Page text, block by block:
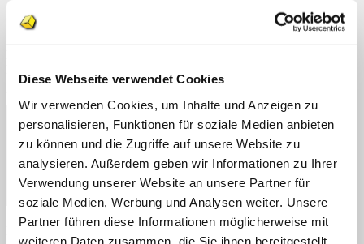
Diese Webseite verwendet Cookies
Wir verwenden Cookies, um Inhalte und Anzeigen zu
personalisieren, Funktionen für soziale Medien anbieten
zu können und die Zugriffe auf unsere Website zu
analysieren. Außerdem geben wir Informationen zu Ihrer
Verwendung unserer Website an unsere Partner für
soziale Medien, Werbung und Analysen weiter. Unsere
Partner führen diese Informationen möglicherweise mit
weiteren Daten zusammen, die Sie ihnen bereitgestellt
Schreibe einen Kommentar
Name*